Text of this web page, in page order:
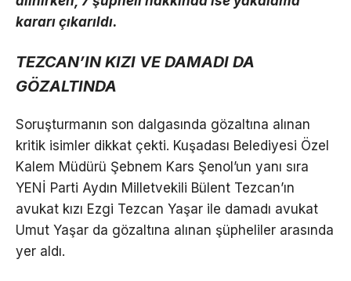
kararı çıkarıldı.
TEZCAN’IN KIZI VE DAMADI DA
GÖZALTINDA
Soruşturmanın son dalgasında gözaltına alınan
kritik isimler dikkat çekti. Kuşadası Belediyesi Özel
Kalem Müdürü Şebnem Kars Şenol’un yanı sıra
YENİ Parti Aydın Milletvekili Bülent Tezcan’ın
avukat kızı Ezgi Tezcan Yaşar ile damadı avukat
Umut Yaşar da gözaltına alınan şüpheliler arasında
yer aldı.